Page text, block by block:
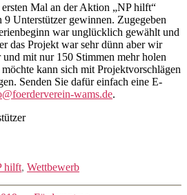
ersten Mal an der Aktion „NP hilft“
Unterstützer gewinnen. Zugegeben
war unglücklich gewählt und
das Projekt war sehr dünn aber wir
und mit nur 150 Stimmen mehr holen
kann sich mit Projektvorschlägen
Senden Sie dafür einfach eine E-
wams.de.
hilft, Wettbewerb